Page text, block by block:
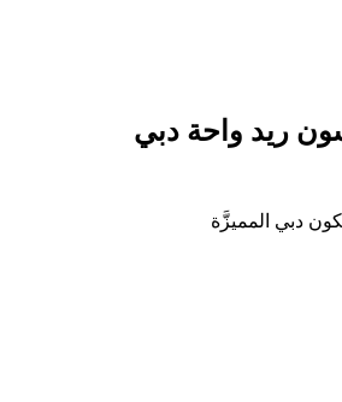
ريد واحة دبي